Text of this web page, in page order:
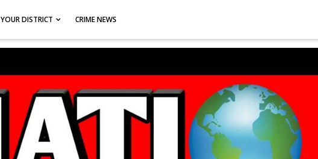
YOUR DISTRICT CRIME NEWS